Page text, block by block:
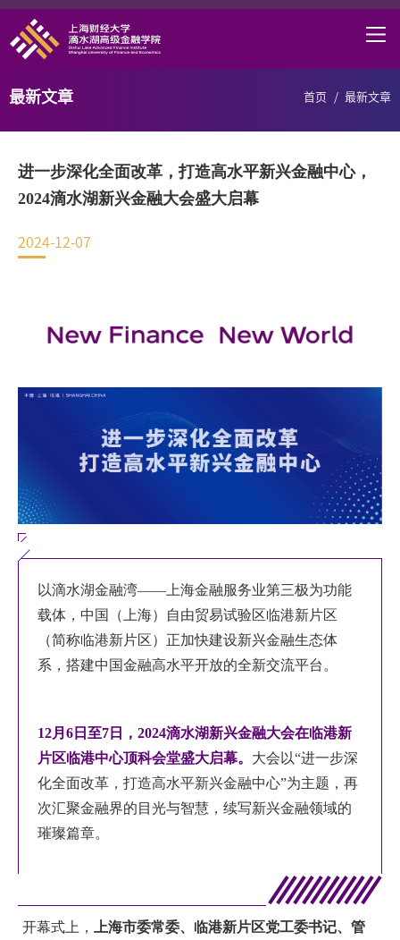
首页
学术研究
院长邮箱
地址：上海市浦东新区海基六路99号创新魔坊三期2号楼
邮编：201306
总机：021-38221153
首页 / 最新文章
最新文章
进一步深化全面改革，打造高水平新兴金融中心，
2024滴水湖新兴金融大会盛大启幕
2024-12-07
以滴水湖金融湾——上海金融服务业第三极为功能
载体，中国（上海）自由贸易试验区临港新片区
（简称临港新片区）正加快建设新兴金融生态体
系，搭建中国金融高水平开放的全新交流平台。
12月6日至7日，2024滴水湖新兴金融大会在临港新
片区临港中心顶科会堂盛大启幕。 大会以“进一步深
化全面改革，打造高水平新兴金融中心”为主题，再
次汇聚金融界的目光与智慧，续写新兴金融领域的
璀璨篇章。
开幕式上，
上海市委常委、临港新片区党工委书记、管